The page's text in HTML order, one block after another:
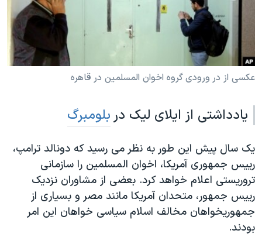
فرهنگ و زندگی
حقوق شهروندی
اقتصادی
علم و فناوری
گالری عکس
انتخابات ریاست جمهوری آمریکا ۲۰۲۴
حمله جمهوری اسلامی به اسرائیل
رمز مهسا
اعتراضات زن، زندگی، آزادی
تریبونال مردمی آبان ۹۸
دادگاه حمید نوری
چهل سال گروگان‌گیری
قانون شفافیت دارائی کادر رهبری ایران
عکسی از در ورودی گروه اخوان المسلمین در قاهره
یادداشتی از ایلای لیک در بلومبرگ
یک سال پیش این طور به نظر می رسید که دونالد ترامپ،
رییس جمهوری آمریکا، اخوان المسلمین را سازمانی
تروریستی اعلام خواهد کرد. بعضی از مشاوران نزدیک
رییس جمهور، متحدان آمریکا مانند مصر و بسیاری از
جمهوریخواهان مخالف اسلام سیاسی خواهان این امر
بودند.